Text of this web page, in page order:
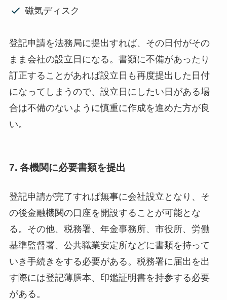
磁気ディスク
登記申請を法務局に提出すれば、その日付がその
まま会社の設立日になる。書類に不備があったり
訂正することがあれば設立日も再度提出した日付
になってしまうので、設立日にしたい日がある場
合は不備のないように慎重に作成を進めた方が良
い。
7. 各機関に必要書類を提出
登記申請が完了すれば無事に会社設立となり、そ
の後金融機関の口座を開設することが可能とな
る。その他、税務署、年金事務所、市役所、労働
基準監督署、公共職業安定所などに書類を持って
いき手続きをする必要がある。税務署に届出を出
す際には登記薄謄本、印鑑証明書を持参する必要
がある。